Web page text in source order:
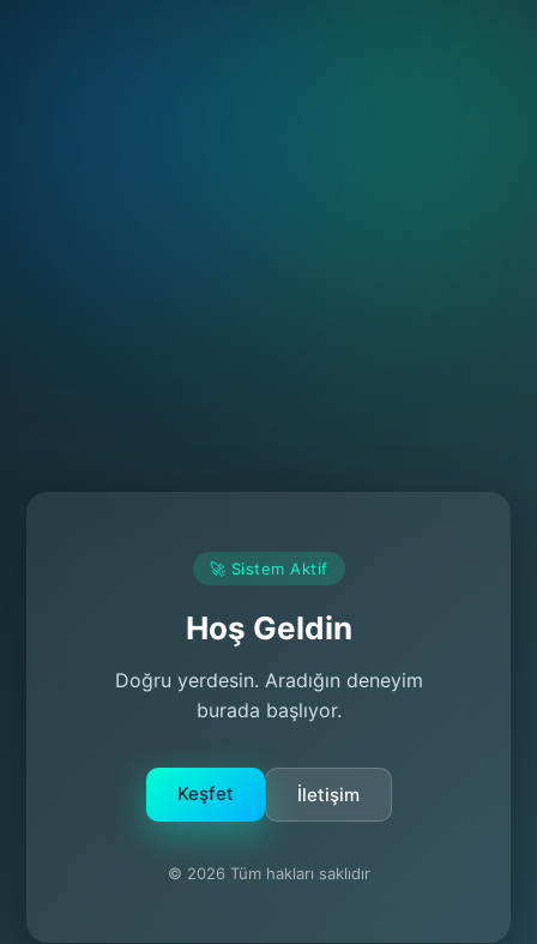
🚀 Sistem Aktif
Hoş Geldin
Doğru yerdesin. Aradığın deneyim
burada başlıyor.
Keşfet İletişim
© 2026 Tüm hakları saklıdır